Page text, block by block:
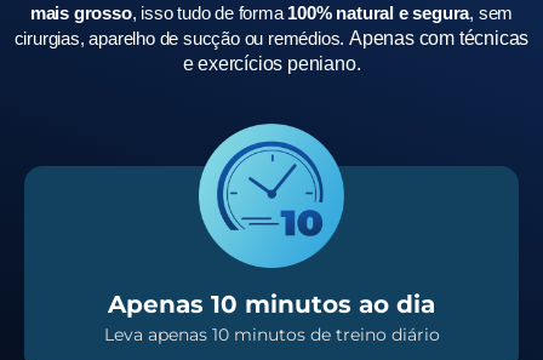
mais grosso, isso tudo de forma 100% natural e segura, sem
cirurgias, aparelho de sucção ou remédios.Apenas com técnicas
e exercícios peniano.
Apenas 10 minutos ao dia
Leva apenas 10 minutos de treino diário